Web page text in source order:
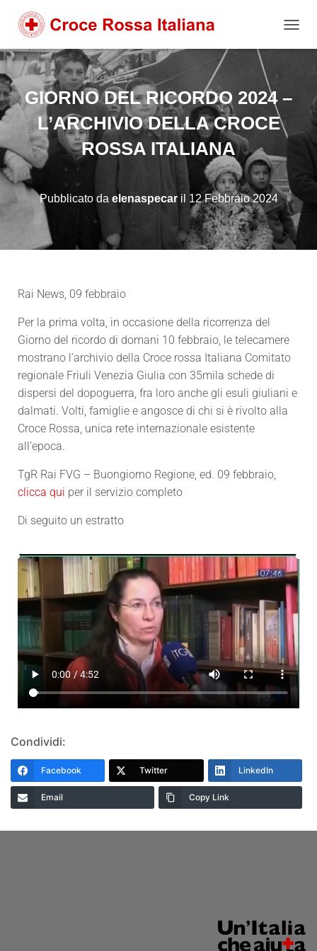
GIORNO DEL RICORDO 2024 –
L’ARCHIVIO DELLA CROCE
ROSSA ITALIANA
Pubblicato da elenaspecaril 12 Febbraio 2024
Rai News, 09 febbraio
Per la prima volta, in occasione della ricorrenza del
Giorno del ricordo di domani 10 febbraio, le telecamere
mostrano l’archivio della Croce rossa Italiana Comitato
regionale Friuli Venezia Giulia con 35mila schede di
dispersi del dopoguerra, fra loro anche gli esuli giuliani e
dalmati. Volti, famiglie e angosce di chi si è rivolto alla
Croce Rossa, unica rete internazionale esistente
all’epoca.
TgR Rai FVG – Buongiorno Regione, ed. 09 febbraio,
clicca qui per il servizio completo
Di seguito un estratto
Condividi:
Facebook Twitter LinkedIn
Email Copy Link